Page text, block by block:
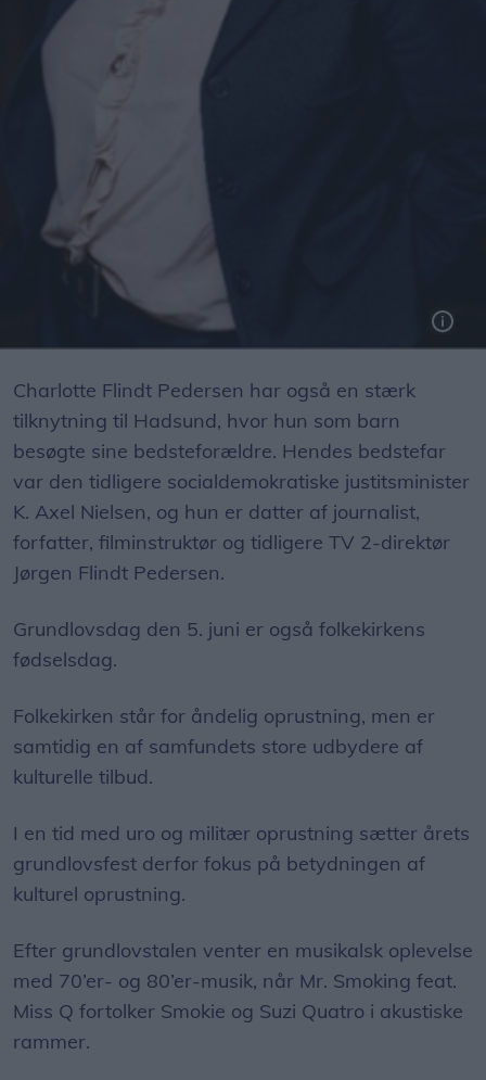
Charlotte Flindt Pedersen har også en stærk
tilknytning til Hadsund, hvor hun som barn
besøgte sine bedsteforældre. Hendes bedstefar
var den tidligere socialdemokratiske justitsminister
K. Axel Nielsen, og hun er datter af journalist,
forfatter, filminstruktør og tidligere TV 2-direktør
Jørgen Flindt Pedersen.
Grundlovsdag den 5. juni er også folkekirkens
fødselsdag.
Folkekirken står for åndelig oprustning, men er
samtidig en af samfundets store udbydere af
kulturelle tilbud.
I en tid med uro og militær oprustning sætter årets
grundlovsfest derfor fokus på betydningen af
kulturel oprustning.
Efter grundlovstalen venter en musikalsk oplevelse
med 70’er- og 80’er-musik, når Mr. Smoking feat.
Miss Q fortolker Smokie og Suzi Quatro i akustiske
rammer.